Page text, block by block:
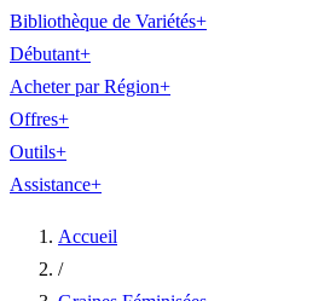
Bibliothèque de Variétés+
Débutant+
Acheter par Région+
Offres+
Outils+
Assistance+
Accueil
/